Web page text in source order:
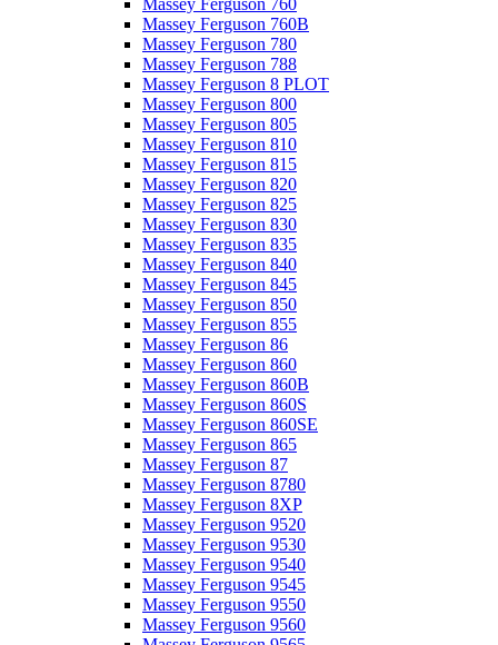
Massey Ferguson 760
Massey Ferguson 760B
Massey Ferguson 780
Massey Ferguson 788
Massey Ferguson 8 PLOT
Massey Ferguson 800
Massey Ferguson 805
Massey Ferguson 810
Massey Ferguson 815
Massey Ferguson 820
Massey Ferguson 825
Massey Ferguson 830
Massey Ferguson 835
Massey Ferguson 840
Massey Ferguson 845
Massey Ferguson 850
Massey Ferguson 855
Massey Ferguson 86
Massey Ferguson 860
Massey Ferguson 860B
Massey Ferguson 860S
Massey Ferguson 860SE
Massey Ferguson 865
Massey Ferguson 87
Massey Ferguson 8780
Massey Ferguson 8XP
Massey Ferguson 9520
Massey Ferguson 9530
Massey Ferguson 9540
Massey Ferguson 9545
Massey Ferguson 9550
Massey Ferguson 9560